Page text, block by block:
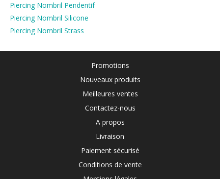
Piercing Nombril Pendentif
Piercing Nombril Silicone
Piercing Nombril Strass
Promotions
Nouveaux produits
Meilleures ventes
Contactez-nous
A propos
Livraison
Paiement sécurisé
Conditions de vente